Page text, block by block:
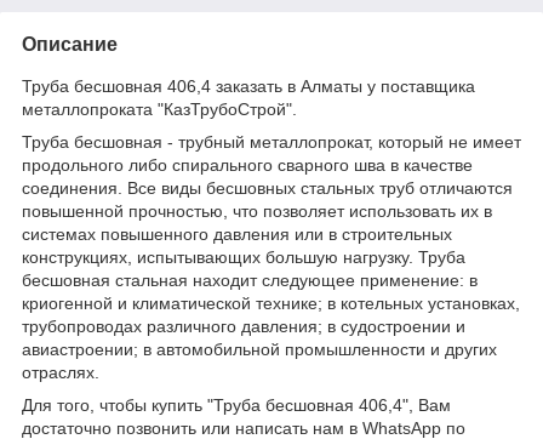
Описание
Труба бесшовная 406,4 заказать в Алматы у поставщика
металлопроката "КазТрубоСтрой".
Труба бесшовная - трубный металлопрокат, который не имеет
продольного либо спирального сварного шва в качестве
соединения. Все виды бесшовных стальных труб отличаются
повышенной прочностью, что позволяет использовать их в
системах повышенного давления или в строительных
конструкциях, испытывающих большую нагрузку. Труба
бесшовная стальная находит следующее применение: в
криогенной и климатической технике; в котельных установках,
трубопроводах различного давления; в судостроении и
авиастроении; в автомобильной промышленности и других
отраслях.
Для того, чтобы купить "Труба бесшовная 406,4", Вам
достаточно позвонить или написать нам в WhatsApp по